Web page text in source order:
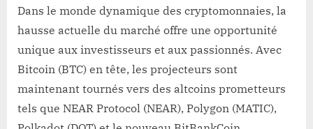
Dans le monde dynamique des cryptomonnaies, la
hausse actuelle du marché offre une opportunité
unique aux investisseurs et aux passionnés. Avec
Bitcoin (BTC) en tête, les projecteurs sont
maintenant tournés vers des altcoins prometteurs
tels que NEAR Protocol (NEAR), Polygon (MATIC),